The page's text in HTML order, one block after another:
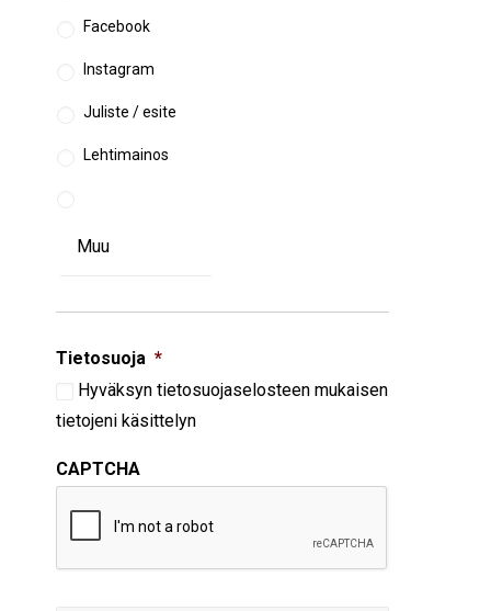
Facebook
Instagram
Juliste / esite
Lehtimainos
Tietosuoja *
Hyväksyn tietosuojaselosteen mukaisen
tietojeni käsittelyn
CAPTCHA